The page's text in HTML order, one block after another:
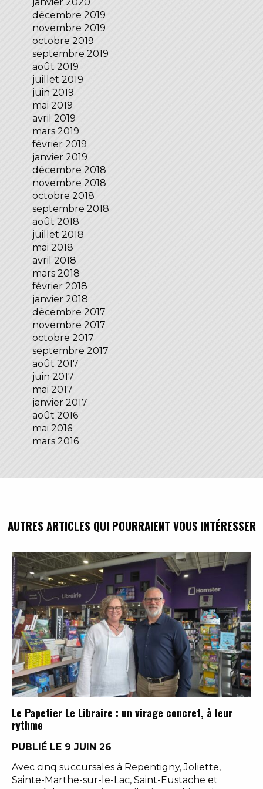
janvier 2020
décembre 2019
novembre 2019
octobre 2019
septembre 2019
août 2019
juillet 2019
juin 2019
mai 2019
avril 2019
mars 2019
février 2019
janvier 2019
décembre 2018
novembre 2018
octobre 2018
septembre 2018
août 2018
juillet 2018
mai 2018
avril 2018
mars 2018
février 2018
janvier 2018
décembre 2017
novembre 2017
octobre 2017
septembre 2017
août 2017
juin 2017
mai 2017
janvier 2017
août 2016
mai 2016
mars 2016
AUTRES ARTICLES QUI POURRAIENT VOUS INTÉRESSER
Le Papetier Le Libraire : un virage concret, à leur
rythme
PUBLIÉ LE 9 JUIN 26
Avec cinq succursales à Repentigny, Joliette,
Sainte-Marthe-sur-le-Lac, Saint-Eustache et